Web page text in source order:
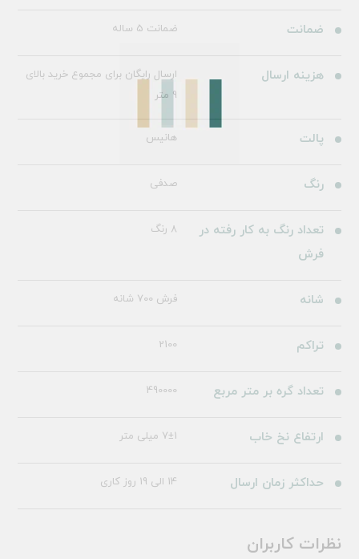
ضمانت ضمانت 5 ساله
هزینه ارسال
ارسال رایگان برای مجموع خرید بالای
9 متر
پالت هانیس
رنگ صدفی
تعداد رنگ به کار رفته در
فرش
8 رنگ
شانه فرش 700 شانه
تراکم 2100
تعداد گره بر متر مربع 490000
ارتفاع نخ خاب 7±1 میلی متر
حداکثر زمان ارسال 14 الی 19 روز کاری
نظرات کاربران